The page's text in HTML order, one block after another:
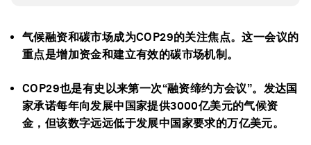
气候融资和碳市场成为COP29的关注焦点。这一会议的
重点是增加资金和建立有效的碳市场机制。
COP29也是有史以来第一次“融资缔约方会议”。发达国
家承诺每年向发展中国家提供3000亿美元的气候资
金，但该数字远远低于发展中国家要求的万亿美元。